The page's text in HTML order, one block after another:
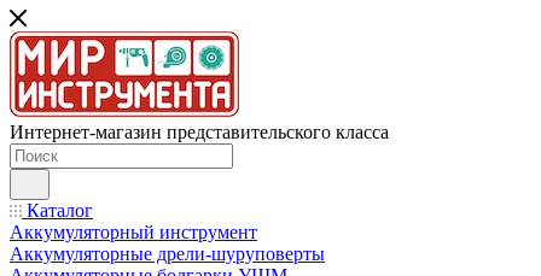
Интернет-магазин представительского класса
Каталог
Аккумуляторный инструмент
Аккумуляторные дрели-шуруповерты